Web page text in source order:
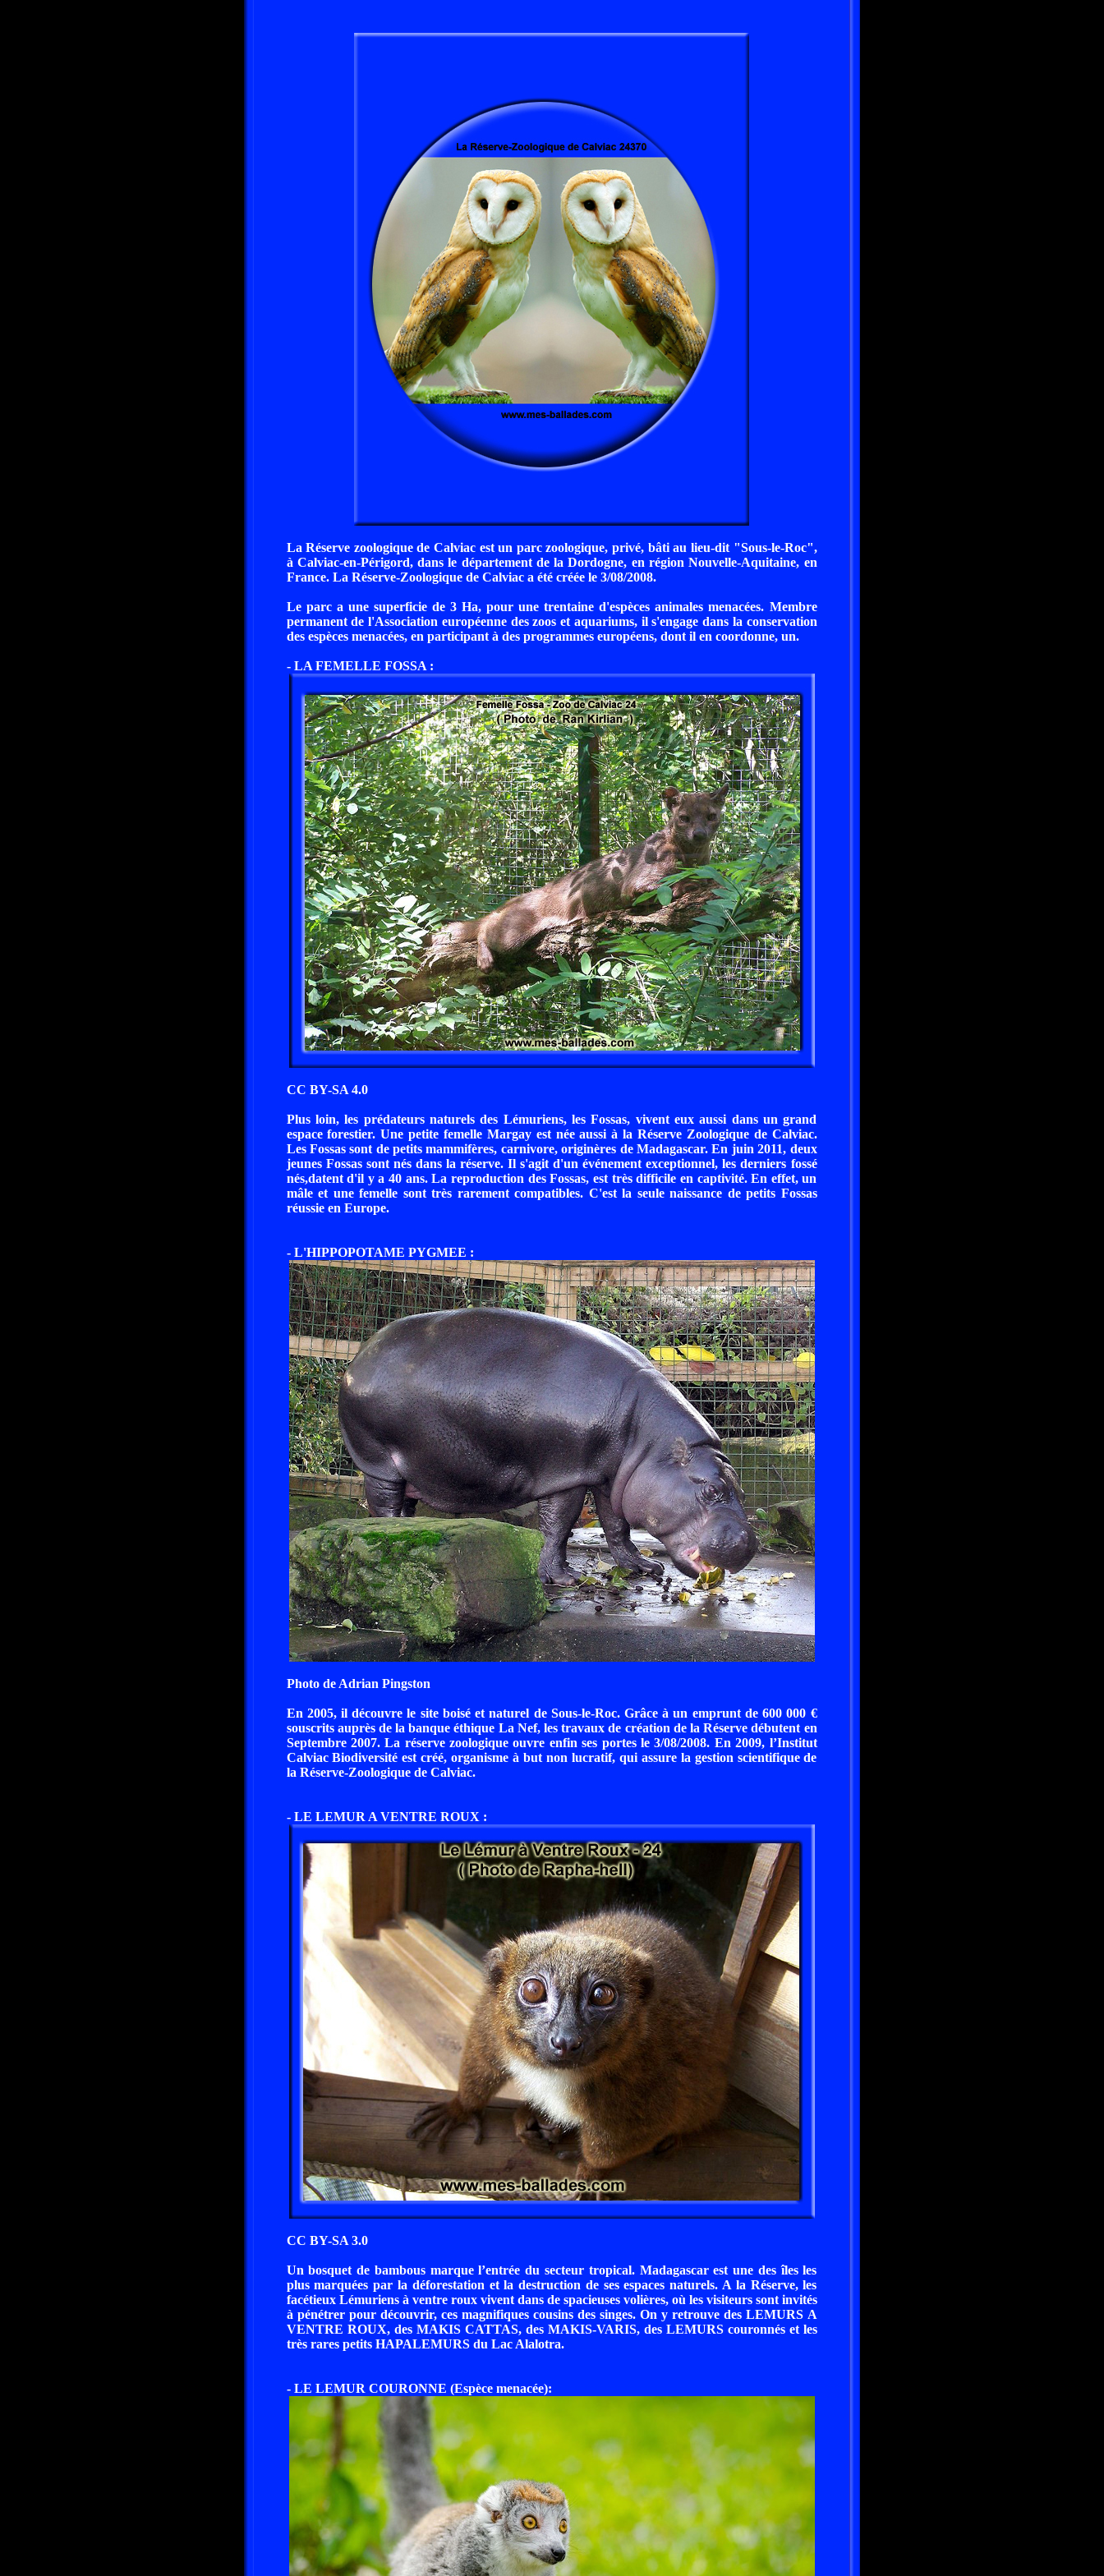
La Réserve zoologique de Calviac est un parc zoologique, privé, bâti au lieu-dit "Sous-le-Roc",
à Calviac-en-Périgord, dans le département de la Dordogne, en région Nouvelle-Aquitaine, en
France. La Réserve-Zoologique de Calviac a été créée le 3/08/2008.
Le parc a une superficie de 3 Ha, pour une trentaine d'espèces animales menacées. Membre
permanent de l'Association européenne des zoos et aquariums, il s'engage dans la conservation
des espèces menacées, en participant à des programmes européens, dont il en coordonne, un.
- LA FEMELLE FOSSA :
CC BY-SA 4.0
Plus loin, les prédateurs naturels des Lémuriens, les Fossas, vivent eux aussi dans un grand
espace forestier. Une petite femelle Margay est née aussi à la Réserve Zoologique de Calviac.
Les Fossas sont de petits mammifères, carnivore, originères de Madagascar. En juin 2011, deux
jeunes Fossas sont nés dans la réserve. Il s'agit d'un événement exceptionnel, les derniers fossé
nés,datent d'il y a 40 ans. La reproduction des Fossas, est très difficile en captivité. En effet, un
mâle et une femelle sont très rarement compatibles. C'est la seule naissance de petits Fossas
réussie en Europe.
- L'HIPPOPOTAME PYGMEE :
Photo de Adrian Pingston
En 2005, il découvre le site boisé et naturel de Sous-le-Roc. Grâce à un emprunt de 600 000 €
souscrits auprès de la banque éthique La Nef, les travaux de création de la Réserve débutent en
Septembre 2007. La réserve zoologique ouvre enfin ses portes le 3/08/2008. En 2009, l’Institut
Calviac Biodiversité est créé, organisme à but non lucratif, qui assure la gestion scientifique de
la Réserve-Zoologique de Calviac.
- LE LEMUR A VENTRE ROUX :
CC BY-SA 3.0
Un bosquet de bambous marque l’entrée du secteur tropical. Madagascar est une des îles les
plus marquées par la déforestation et la destruction de ses espaces naturels. A la Réserve, les
facétieux Lémuriens à ventre roux vivent dans de spacieuses volières, où les visiteurs sont invités
à pénétrer pour découvrir, ces magnifiques cousins des singes. On y retrouve des LEMURS A
VENTRE ROUX, des MAKIS CATTAS, des MAKIS-VARIS, des LEMURS couronnés et les
très rares petits HAPALEMURS du Lac Alalotra.
- LE LEMUR COURONNE (Espèce menacée):